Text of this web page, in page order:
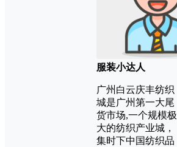
服装小达人
广州白云庆丰纺织
城是广州第一大尾
货市场,一个规模极
大的纺织产业城，
集时下中国纺织品